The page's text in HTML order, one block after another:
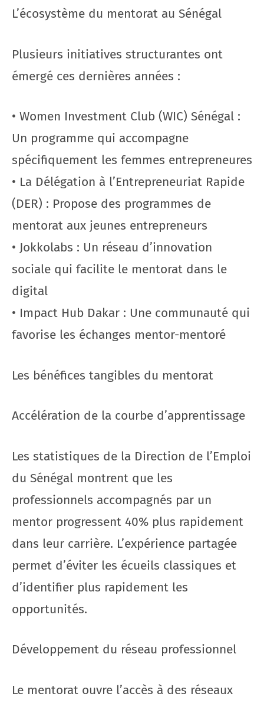
L’écosystème du mentorat au Sénégal
Plusieurs initiatives structurantes ont
émergé ces dernières années :
• Women Investment Club (WIC) Sénégal :
Un programme qui accompagne
spécifiquement les femmes entrepreneures
• La Délégation à l’Entrepreneuriat Rapide
(DER) : Propose des programmes de
mentorat aux jeunes entrepreneurs
• Jokkolabs : Un réseau d’innovation
sociale qui facilite le mentorat dans le
digital
• Impact Hub Dakar : Une communauté qui
favorise les échanges mentor-mentoré
Les bénéfices tangibles du mentorat
Accélération de la courbe d’apprentissage
Les statistiques de la Direction de l’Emploi
du Sénégal montrent que les
professionnels accompagnés par un
mentor progressent 40% plus rapidement
dans leur carrière. L’expérience partagée
permet d’éviter les écueils classiques et
d’identifier plus rapidement les
opportunités.
Développement du réseau professionnel
Le mentorat ouvre l’accès à des réseaux